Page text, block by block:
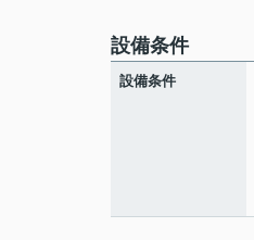
設備条件
設備条件